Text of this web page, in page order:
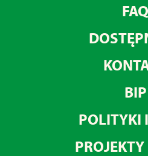
FAQ
BIP
POLITYKI